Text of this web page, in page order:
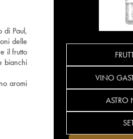
di Paul,
delle
il frutto
bianchi
aromi
VINO
ASTRO